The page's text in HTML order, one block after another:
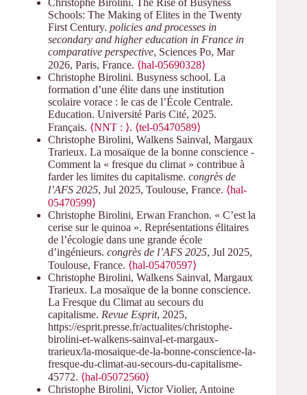
Schools: The Making of Elites in the Twenty
First Century. policies and processes in
secondary and higher education in France in
comparative perspective, Sciences Po, Mar
2026, Paris, France. ⟨hal-05690328⟩
Christophe Birolini. Busyness school. La
formation d’une élite dans une institution
scolaire vorace : le cas de l’École Centrale.
Education. Université Paris Cité, 2025.
Français. ⟨NNT : ⟩. ⟨tel-05470589⟩
Christophe Birolini, Walkens Sainval, Margaux
Trarieux. La mosaïque de la bonne conscience -
Comment la « fresque du climat » contribue à
farder les limites du capitalisme. congrès de
l’AFS 2025, Jul 2025, Toulouse, France. ⟨hal-
05470599⟩
Christophe Birolini, Erwan Franchon. « C’est la
cerise sur le quinoa ». Représentations élitaires
de l’écologie dans une grande école
d’ingénieurs. congrès de l’AFS 2025, Jul 2025,
Toulouse, France. ⟨hal-05470597⟩
Christophe Birolini, Walkens Sainval, Margaux
Trarieux. La mosaïque de la bonne conscience.
La Fresque du Climat au secours du
capitalisme. Revue Esprit, 2025,
https://esprit.presse.fr/actualites/christophe-
birolini-et-walkens-sainval-et-margaux-
trarieux/la-mosaique-de-la-bonne-conscience-la-
fresque-du-climat-au-secours-du-capitalisme-
45772. ⟨hal-05072560⟩
Christophe Birolini, Victor Violier, Antoine